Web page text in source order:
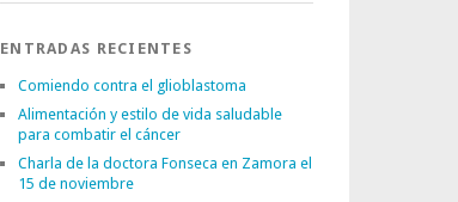
ENTRADAS RECIENTES
Comiendo contra el glioblastoma
Alimentación y estilo de vida saludable
para combatir el cáncer
Charla de la doctora Fonseca en Zamora el
15 de noviembre